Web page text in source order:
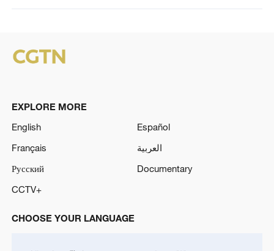
EXPLORE MORE
English
Español
Français
العربية
Русский
Documentary
CCTV+
CHOOSE YOUR LANGUAGE